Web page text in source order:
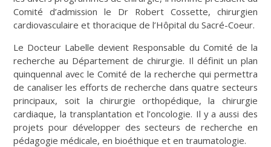
Comité d’admission le Dr Robert Cossette, chirurgien
cardiovasculaire et thoracique de l’Hôpital du Sacré-Coeur.
Le Docteur Labelle devient Responsable du Comité de la
recherche au Département de chirurgie. Il définit un plan
quinquennal avec le Comité de la recherche qui permettra
de canaliser les efforts de recherche dans quatre secteurs
principaux, soit la chirurgie orthopédique, la chirurgie
cardiaque, la transplantation et l’oncologie. Il y a aussi des
projets pour développer des secteurs de recherche en
pédagogie médicale, en bioéthique et en traumatologie.